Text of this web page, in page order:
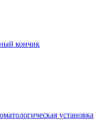
кончик
установка